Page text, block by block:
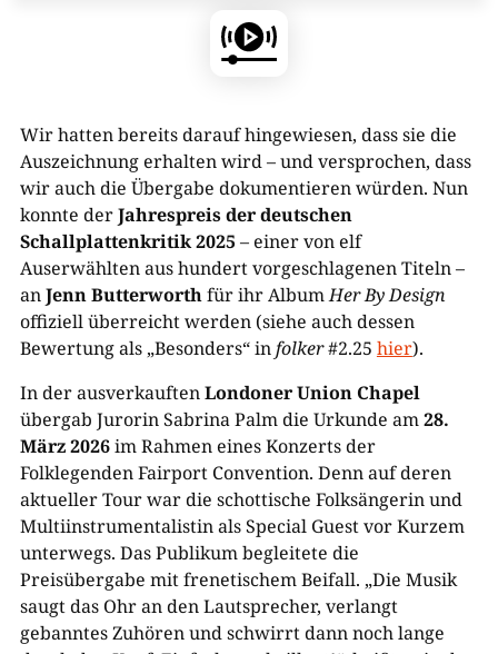
Wir hatten bereits darauf hingewiesen, dass sie die
Auszeichnung erhalten wird – und versprochen, dass
wir auch die Übergabe dokumentieren würden. Nun
konnte derJahrespreis der deutschen
Schallplattenkritik 2025– einer von elf
Auserwählten aus hundert vorgeschlagenen Titeln –
anJenn Butterworthfür ihr AlbumHer By Design
offiziell überreicht werden (siehe auch dessen
Bewertung als „Besonders“ infolker#2.25 hier).
In der ausverkauftenLondonerUnion Chapel
übergab Jurorin Sabrina Palm die Urkunde am28.
März 2026im Rahmen eines Konzerts der
Folklegenden Fairport Convention. Denn auf deren
aktueller Tour war die schottische Folksängerin und
Multiinstrumentalistin als Special Guest vor Kurzem
unterwegs. Das Publikum begleitete die
Preisübergabe mit frenetischem Beifall. „Die Musik
saugt das Ohr an den Lautsprecher, verlangt
gebanntes Zuhören und schwirrt dann noch lange